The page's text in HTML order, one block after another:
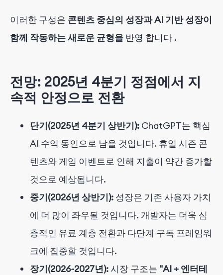
이러한 구성은 콘텐츠 중심의 성장과 AI 기반 성장이
함께 작동하는새로운 균형을 반영 합니다 .
전망: 2025년 4분기 정점에서 지
속적 안정으로 전환
단기(2025년 4분기 상반기): ChatGPT는 핵심
AI 수익 동인으로 남을 것입니다. 휴일 시즌 콘
텐츠와 게임 이벤트로 인해 지출이 약간 증가할
것으로 예상됩니다.
중기(2026년 상반기): 성장은 기존 사용자 가치
에 더 많이 좌우될 것입니다. 개발자는 더욱 심
층적인 유료 계층 전환과 다단계 구독 프레임워
크에 집중할 것입니다.
장기(2026~2027년):시장 구조는 "AI + 엔터테